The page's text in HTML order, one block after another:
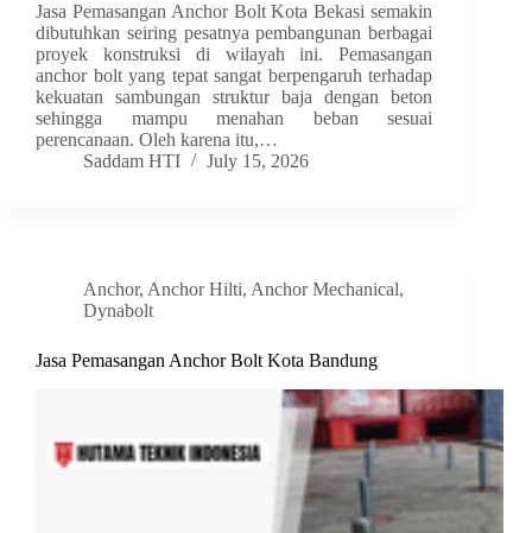
Jasa Pemasangan Anchor Bolt Kota Bekasi semakin
dibutuhkan seiring pesatnya pembangunan berbagai
proyek konstruksi di wilayah ini. Pemasangan
anchor bolt yang tepat sangat berpengaruh terhadap
kekuatan sambungan struktur baja dengan beton
sehingga mampu menahan beban sesuai
perencanaan. Oleh karena itu,…
Saddam HTI
July 15, 2026
Anchor, Anchor Hilti, Anchor Mechanical,
Dynabolt
Jasa Pemasangan Anchor Bolt Kota Bandung